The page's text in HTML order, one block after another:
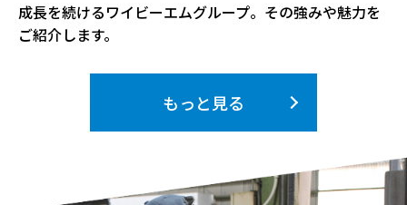
成長を続けるワイビーエムグループ。その強みや魅力を
ご紹介します。
もっと見る